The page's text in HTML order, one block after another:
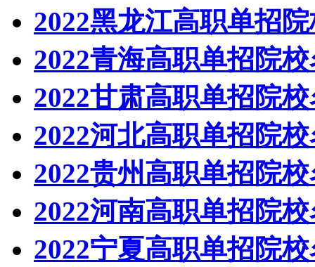
2022黑龙江高职单招
2022青海高职单招院
2022甘肃高职单招院
2022河北高职单招院
2022贵州高职单招院
2022河南高职单招院
2022宁夏高职单招院